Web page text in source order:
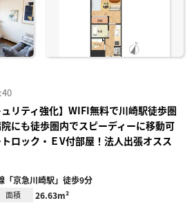
ュリティ強化】WIFI無料で川崎駅徒歩圏
にも徒歩圏内でスピーディーに移動可
ロック・ＥV付部屋！法人出張オスス
「京急川崎駅」徒歩9分
面積 26.63m²